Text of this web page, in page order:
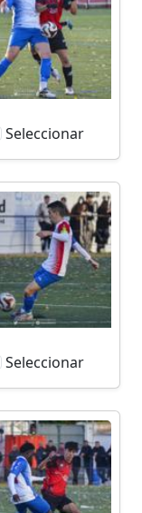
Seleccionar
Seleccionar